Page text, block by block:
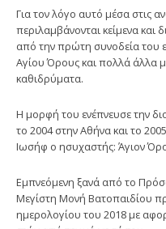
Για τον λόγο αυτό μέσα στις
περιλαμβάνονται κείμενα και
από την πρώτη συνοδεία του
Αγίου Όρους και πολλά άλλα
καθιδρύματα.
Η μορφή του ενέπνευσε την
το 2004 στην Αθήνα και το
Ιωσήφ ο ησυχαστής: Άγιον
Εμπνεόμενη ξανά από το
Μεγίστη Μονή Βατοπαιδίου
ημερολογίου του 2018 με